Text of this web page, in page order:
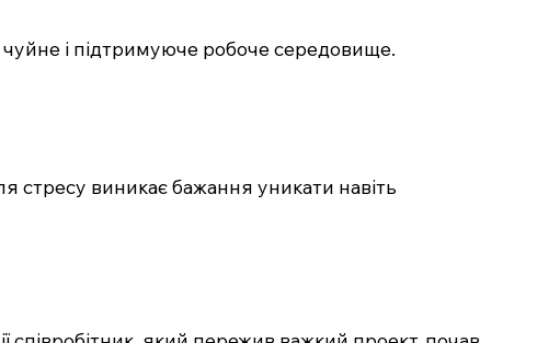
і підтримуюче робоче середовище.
стресу виникає бажання уникати навіть